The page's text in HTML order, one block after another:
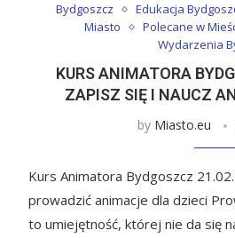
Bydgoszcz Edukacja
Miasto
Polecane w
Wydarzenia
KURS ANIMATORA
ZAPISZ SIĘ I NAUCZ
by Miasto.eu
Kurs Animatora Bydgoszcz
prowadzić animacje dla dzieci
to umiejętność, której nie da się